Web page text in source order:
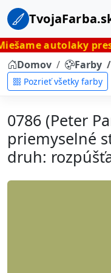
presne podľa
Domov
Farby
Pozrieť všetky farby
0786 (Peter
priemyselné
druh: